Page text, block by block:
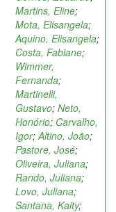
Martins, Eline;
Mota, Elisangela;
Aquino, Elisangela;
Costa, Fabiane;
Wimmer,
Fernanda;
Martinelli,
Gustavo; Neto,
Honório; Carvalho,
Igor;Altino, João;
Pastore, José;
Oliveira, Juliana;
Rando, Juliana;
Lovo, Juliana;
Santana, Kaity;